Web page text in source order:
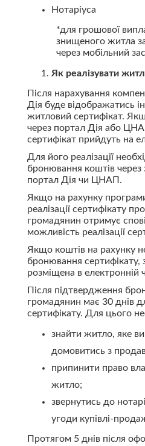
Нотаріуса
*для грошової
знищеного житла
через мобільний
Як реалізувати
Після нарахування
Дія буде відображатись
житловий сертифікат.
через портал Дія або
сертифікат прийдуть на
Для його реалізації
бронювання коштів через
портал Дія чи ЦНАП.
Якщо на рахунку
реалізації сертифікату
громадянин отримує
можливість реалізації
Якщо коштів на рахунку
бронювання сертифікату,
розміщена в електронній
Після підтвердження
громадянин має 30 днів
сертифікату. Для цього
знайти житло, яке
домовитись з
припинити право
житло;
звернутись до
угоди купівлі-
Протягом 5 днів після